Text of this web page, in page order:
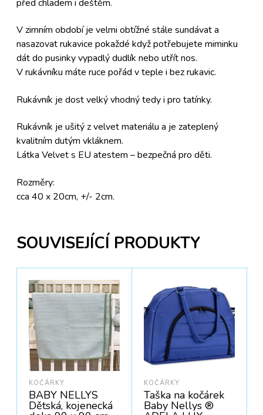
před chladem i deštěm.
V zimním období je velmi obtížné stále sundávat a
nasazovat rukavice pokaždé když potřebujete miminku
dát do pusinky vypadlý dudlík nebo utřít nos.
V rukávníku máte ruce pořád v teple i bez rukavic.
Rukávník je dost velký vhodný tedy i pro tatínky.
Rukávník je ušitý z velvet materiálu a je zateplený
kvalitním dutým vkláknem.
Látka Velvet s EU atestem – bezpečná pro děti.
Rozměry:
cca 40 x 20cm, +/- 2cm.
SOUVISEJÍCÍ PRODUKTY
KOČÁRKY
BABY NELLYS
Dětská, kojenecká
KOČÁRKY
Taška na kočárek
Baby Nellys ®